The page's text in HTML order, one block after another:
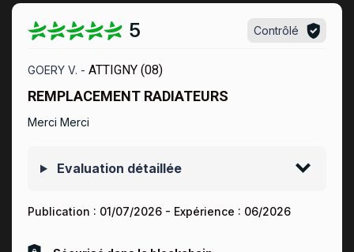
5 Contrôlé
GOERY V. - ATTIGNY (08)
REMPLACEMENT RADIATEURS
Merci Merci
Evaluation détaillée
Publication : 01/07/2026 - Expérience : 06/2026